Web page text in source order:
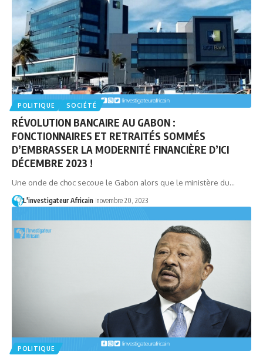
POLITIQUE SOCIÉTÉ
RÉVOLUTION BANCAIRE AU GABON :
FONCTIONNAIRES ET RETRAITÉS SOMMÉS
D’EMBRASSER LA MODERNITÉ FINANCIÈRE D’ICI
DÉCEMBRE 2023 !
Une onde de choc secoue le Gabon alors que le ministère du…
L'investigateur Africain novembre 20, 2023
POLITIQUE